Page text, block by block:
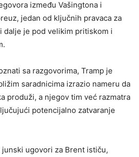
između Vašingtona i
jedan od ključnih pravaca za
dalje je pod velikim pritiskom i
sa razgovorima, Tramp je
saradnicima izrazio nameru da
produži, a njegov tim već razmatra
potencijalno zatvaranje
ugovori za Brent ističu,